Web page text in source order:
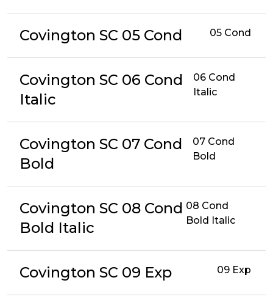
Covington SC 05 Cond 05 Cond
Covington SC 06 Cond
Italic
06 Cond
Italic
Covington SC 07 Cond
Bold
07 Cond
Bold
Covington SC 08 Cond
Bold Italic
08 Cond
Bold Italic
Covington SC 09 Exp 09 Exp